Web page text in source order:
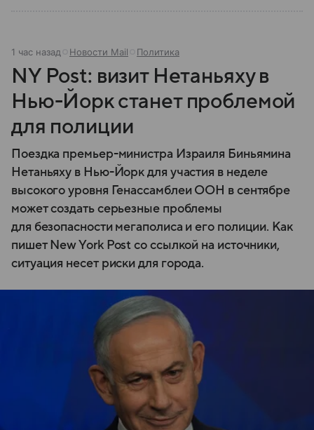
1 час назад Новости Mail Политика
NY Post: визит Нетаньяху в
Нью-Йорк станет проблемой
для полиции
Поездка премьер-министра Израиля Биньямина
Нетаньяху в Нью-Йорк для участия в неделе
высокого уровня Генассамблеи ООН в сентябре
может создать серьезные проблемы
для безопасности мегаполиса и его полиции. Как
пишет New York Post со ссылкой на источники,
ситуация несет риски для города.